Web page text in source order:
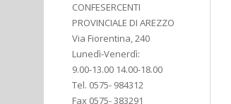
CONFESERCENTI
PROVINCIALE DI AREZZO
Via Fiorentina, 240
Lunedì-Venerdì:
9.00-13.00 14.00-18.00
Tel. 0575- 984312
Fax 0575- 383291